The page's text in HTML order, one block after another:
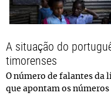
A situação do
timorenses
O número de falantes da
que apontam os